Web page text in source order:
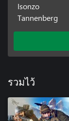
Isonzo
Tannenberg
รวมไว้